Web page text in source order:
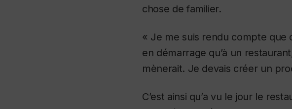
chose de familier.
« Je me suis rendu compte que
en démarrage qu’à un
mènerait. Je devais créer un
C’est ainsi qu’a vu le jour le